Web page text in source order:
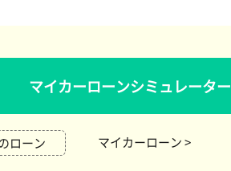
マイカーローンシミュレーター
ローン マイカーローン >